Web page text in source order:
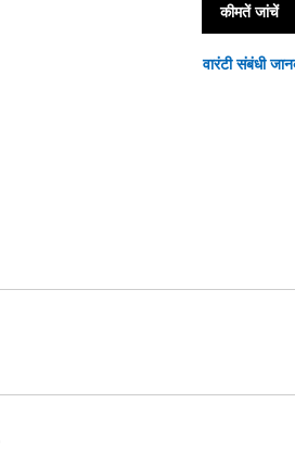
कीमतें जांचें
वारंटी संबंधी